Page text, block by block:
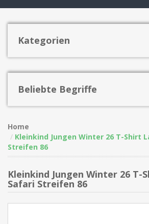
Kategorien
Beliebte Begriffe
Home
Kleinkind Jungen Winter 26 T-Shirt
Streifen 86
Kleinkind Jungen Winter 26 T-
Safari Streifen 86